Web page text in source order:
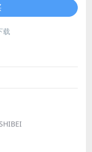
载